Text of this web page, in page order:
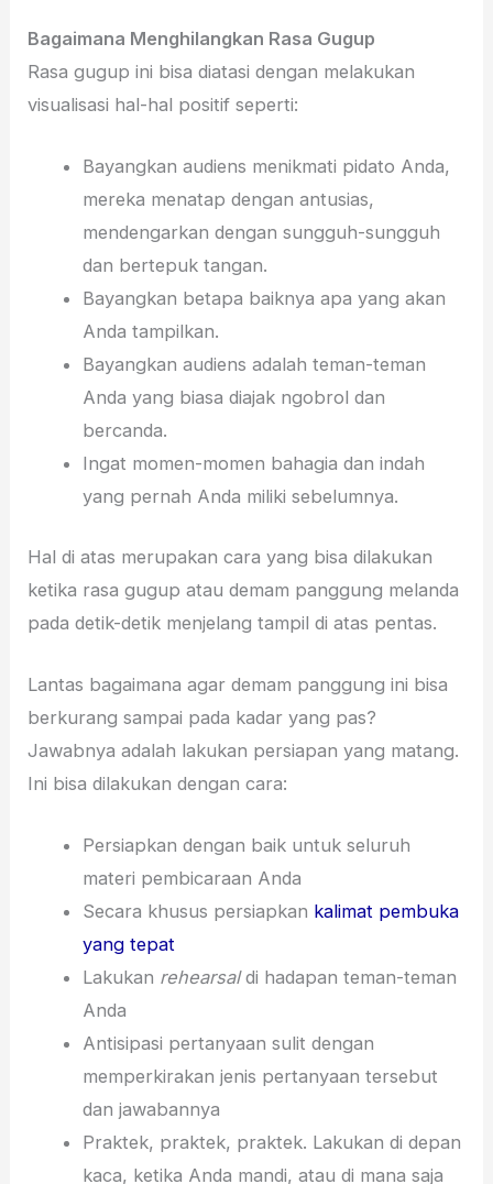
Bagaimana Menghilangkan Rasa Gugup
Rasa gugup ini bisa diatasi dengan melakukan
visualisasi hal-hal positif seperti:
Bayangkan audiens menikmati pidato Anda,
mereka menatap dengan antusias,
mendengarkan dengan sungguh-sungguh
dan bertepuk tangan.
Bayangkan betapa baiknya apa yang akan
Anda tampilkan.
Bayangkan audiens adalah teman-teman
Anda yang biasa diajak ngobrol dan
bercanda.
Ingat momen-momen bahagia dan indah
yang pernah Anda miliki sebelumnya.
Hal di atas merupakan cara yang bisa dilakukan
ketika rasa gugup atau demam panggung melanda
pada detik-detik menjelang tampil di atas pentas.
Lantas bagaimana agar demam panggung ini bisa
berkurang sampai pada kadar yang pas?
Jawabnya adalah lakukan persiapan yang matang.
Ini bisa dilakukan dengan cara:
Persiapkan dengan baik untuk seluruh
materi pembicaraan Anda
Secara khusus persiapkan kalimat pembuka
yang tepat
Lakukan rehearsaldi hadapan teman-teman
Anda
Antisipasi pertanyaan sulit dengan
memperkirakan jenis pertanyaan tersebut
dan jawabannya
Praktek, praktek, praktek. Lakukan di depan
kaca, ketika Anda mandi, atau di mana saja